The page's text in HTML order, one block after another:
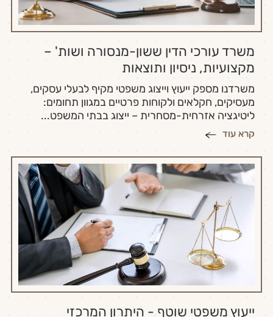
משרד עורכי הדין ששון-מנסורה ושות' –
מקצועיות, ניסיון ותוצאות
משרדנו מספק ייעוץ וייצוג משפטי מקיף לבעלי עסקים,
מעסיקים, חקלאים ולקוחות פרטיים במגוון תחומים:
ליטיגציה אזרחית-מסחרית – ייצוג בבתי המשפט...
קרא עוד
ייעוץ משפטי שוטף - היתרון המרכזי